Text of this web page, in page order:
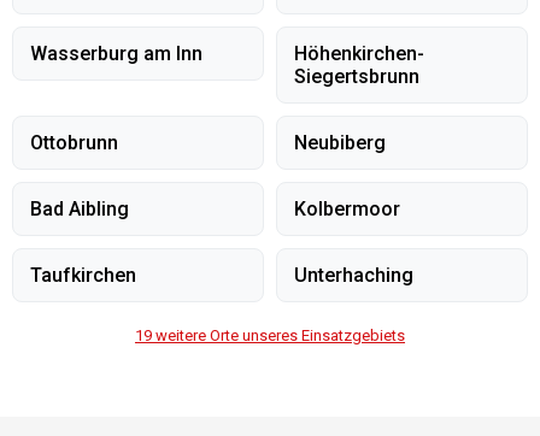
Wasserburg am Inn
Höhenkirchen-
Siegertsbrunn
Ottobrunn Neubiberg
Bad Aibling Kolbermoor
Taufkirchen Unterhaching
19 weitere Orte unseres Einsatzgebiets